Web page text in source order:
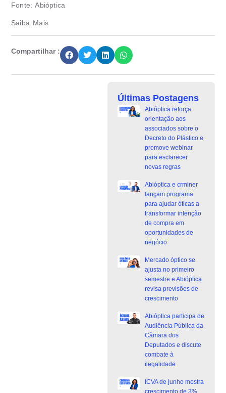
Fonte: Abióptica
Saiba Mais
Compartilhar :
Últimas Postagens
Abióptica reforça
orientação aos
associados sobre o
Decreto do Plástico e
promove webinar
para esclarecer
novas regras
Abióptica e crminer
lançam programa
para ajudar óticas a
transformar intenção
de compra em
oportunidades de
negócio
Mercado óptico se
ajusta no primeiro
semestre e Abióptica
revisa previsões de
crescimento
Abióptica participa de
Audiência Pública da
Câmara dos
Deputados e discute
combate à
ilegalidade
ICVA de junho mostra
crescimento de 3%